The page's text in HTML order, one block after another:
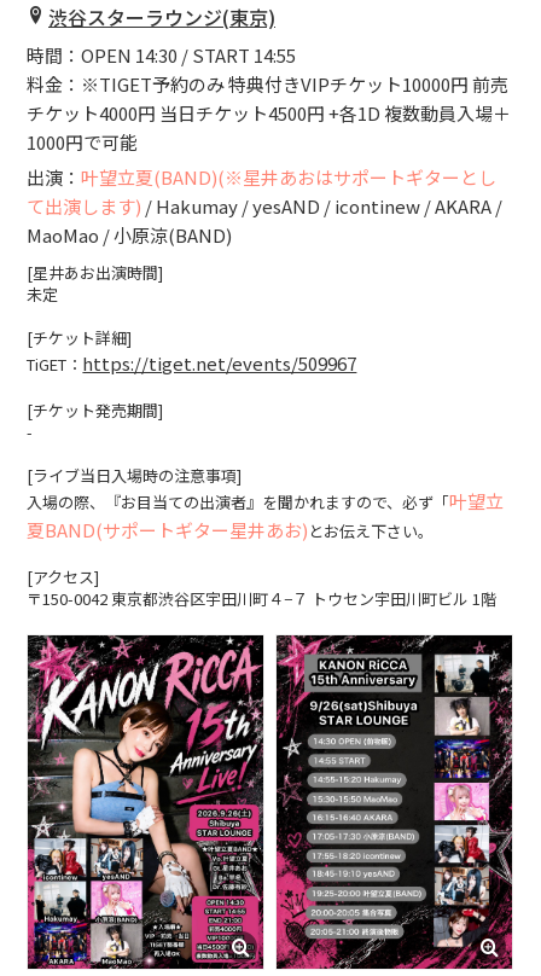
渋谷スターラウンジ(東京)
時間：OPEN 14:30 / START 14:55
料金：※TIGET予約のみ 特典付きVIPチケット10000円 前売
チケット4000円 当日チケット4500円 +各1D 複数動員入場＋
1000円で可能
出演：叶望立夏(BAND)(※星井あおはサポートギターとし
て出演します) / Hakumay / yesAND / icontinew / AKARA /
MaoMao / 小原涼(BAND)
[星井あお出演時間]
未定
[チケット詳細]
TiGET： https://tiget.net/events/509967
[チケット発売期間]
-
[ライブ当日入場時の注意事項]
入場の際、『お目当ての出演者』を聞かれますので、必ず「叶望立
夏BAND(サポートギター星井あお) とお伝え下さい。
[アクセス]
〒150-0042 東京都渋谷区宇田川町４−７ トウセン宇田川町ビル 1階